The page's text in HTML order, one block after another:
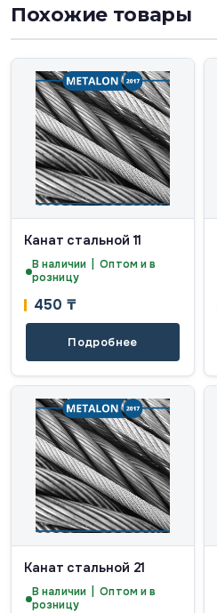
Похожие товары
Канат стальной 11
В наличии | Оптом и в
розницу
450 ₸
Подробнее
Канат стальной 21
В наличии | Оптом и в
розницу